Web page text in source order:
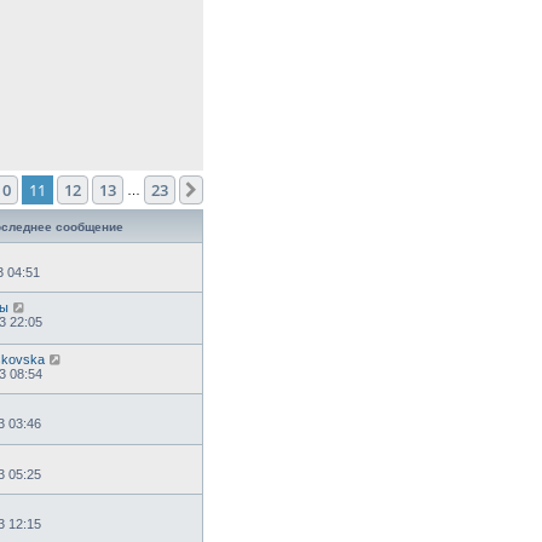
11 12 13 23
сообщение
04:51
22:05
08:54
03:46
05:25
12:15